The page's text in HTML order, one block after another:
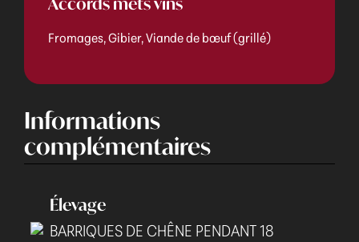
Fromages, Gibier, Viande de bœuf (grillé)
Informations
complémentaires
Élevage
BARRIQUES DE CHÊNE PENDANT 18